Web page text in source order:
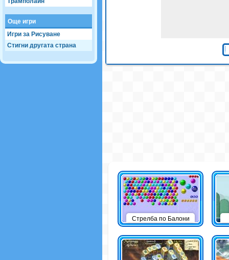
Още игри
Игри за Рисуване
Стигни другата страна
Стрелба по Балони